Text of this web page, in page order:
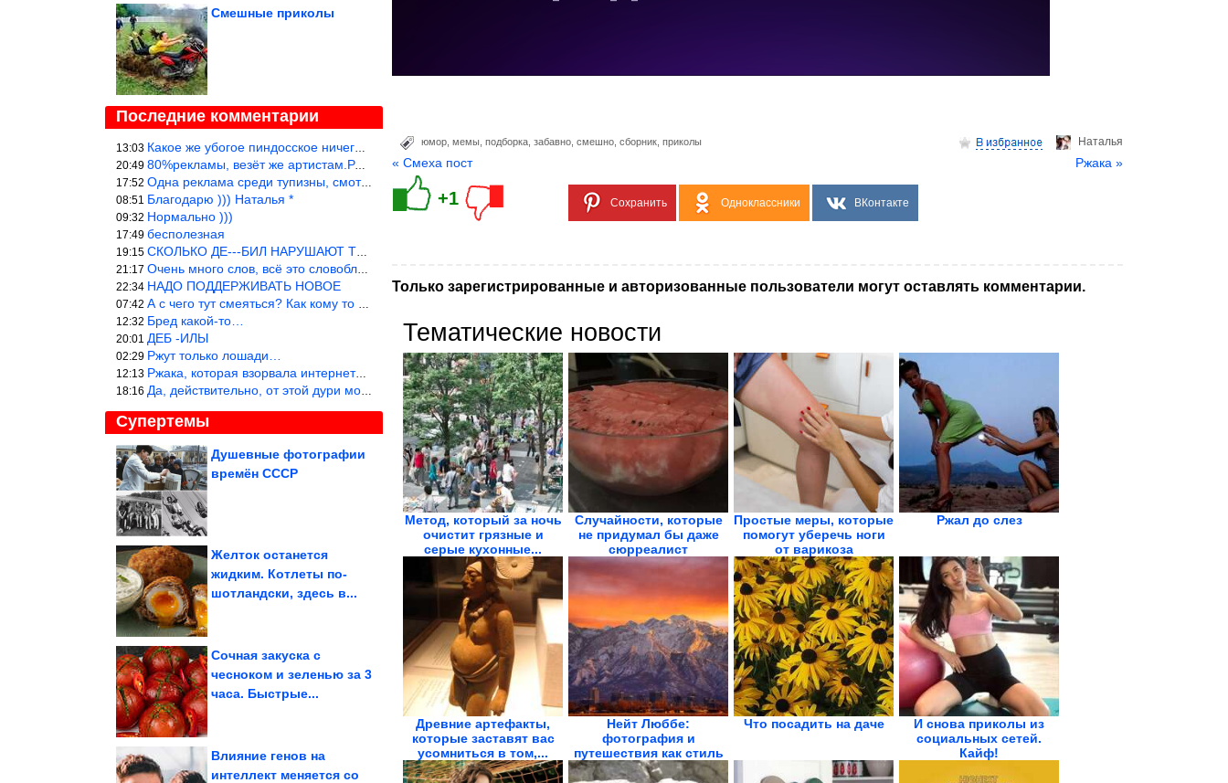
Смешные приколы
Последние комментарии
13:03 Какое же убогое пиндосское ничего. Наташ, и не стыдно такую фигн
20:49 80%рекламы, везёт же артистам.Режиссёры, сценаристы вы где или к
17:52 Одна реклама среди тупизны, смотреть невозможно.
08:51 Благодарю ))) Наталья *
09:32 Нормально )))
17:49 бесполезная
19:15 СКОЛЬКО ДЕ---БИЛ НАРУШАЮТ ТЕХНИКУ БЕЗОПАСНОСТИ
21:17 Очень много слов, всё это словоблудие можно было уложить в 1 мин
22:34 НАДО ПОДДЕРЖИВАТЬ НОВОЕ
07:42 А с чего тут смеяться? Как кому то больно? Не смешно.
12:32 Бред какой-то…
20:01 ДЕБ -ИЛЫ
02:29 Ржут только лошади…
12:13 Ржака, которая взорвала интернет? Нет, количество рекламы выводи
18:16 Да, действительно, от этой дури можно ржать до слёз.
Супертемы
Душевные фотографии
времён СССР
Позитив с животными
Желток останется
жидким. Котлеты по-
шотландски, здесь в...
Супругов из России
Сочная закуска с
чесноком и зеленью за 3
часа. Быстрые...
Влияние генов на
интеллект меняется со
Hаталья
юмор мемы подборка забавно смешно сборник приколы
« Смеха пост Ржака »
+1 Сохранить Одноклассники ВКонтакте
Только зарегистрированные и авторизованные пользователи могут оставлять комментарии.
Тематические новости
Метод, который за ночь
очистит грязные и
серые кухонные...
Случайности, которые
не придумал бы даже
сюрреалист
Простые меры, которые
помогут уберечь ноги
от варикоза
Ржал до слез
Древние артефакты,
которые заставят вас
усомниться в том,...
Нейт Люббе:
фотография и
путешествия как стиль
жизни
Что посадить на даче
И снова приколы из
социальных сетей.
Кайф!